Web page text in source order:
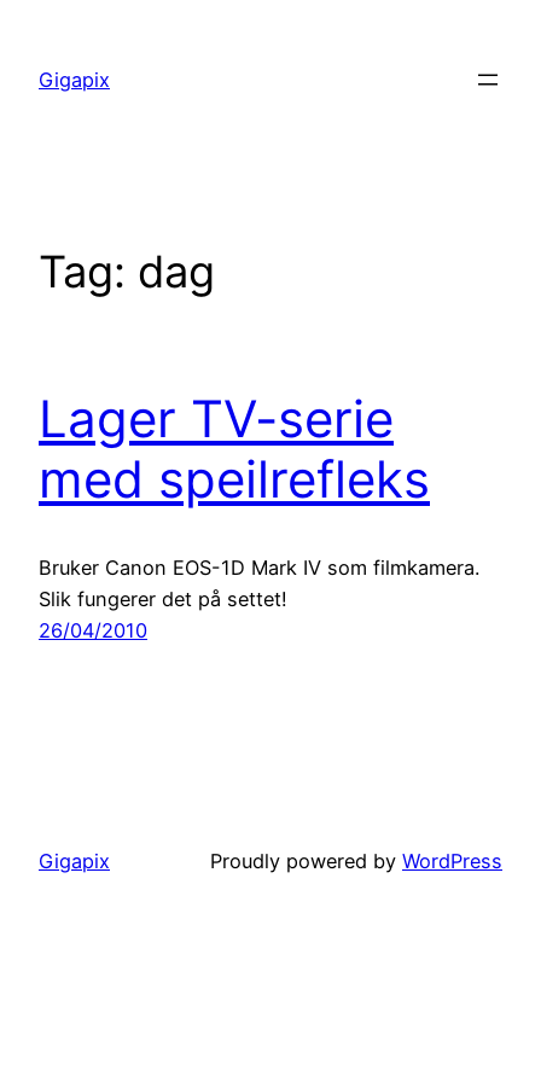
content
Gigapix
Tag: dag
Lager TV-serie
med speilrefleks
Bruker Canon EOS-1D Mark IV som filmkamera.
Slik fungerer det på settet!
26/04/2010
Gigapix Proudly powered by WordPress